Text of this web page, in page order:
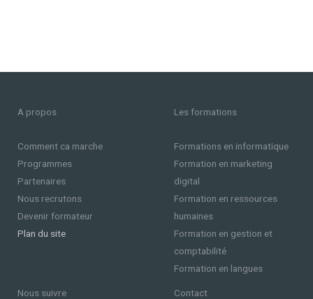
A propos
Comment ca marche
Programmes
Partenaires
Nous recrutons
Devenir formateur
Plan du site
Les formations
Formations en informatique
Formation en marketing
digital
Formation en ressources
humaines
Formation en gestion et
comptabilité
Formation en langues
Nous suivre Contact